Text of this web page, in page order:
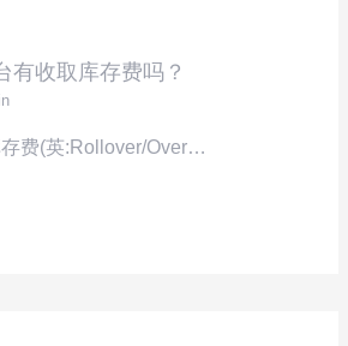
有收取库存费吗？
费(英:Rollover/Over…